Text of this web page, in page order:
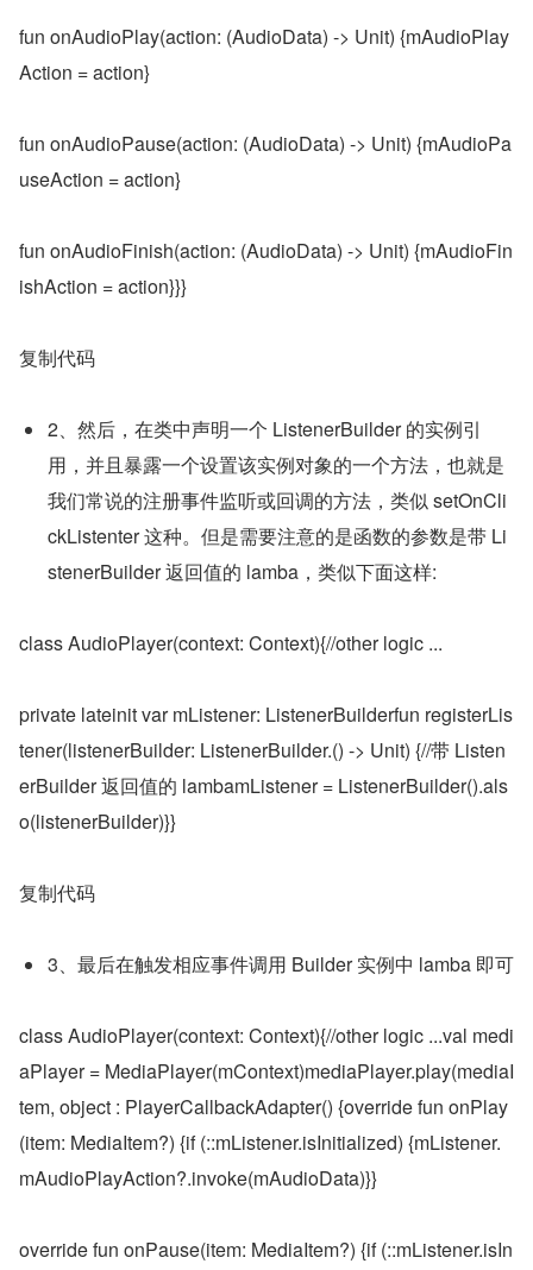
fun onAudioPlay(action: (AudioData) -> Unit) {mAudioPlay
Action = action}
fun onAudioPause(action: (AudioData) -> Unit) {mAudioPa
useAction = action}
fun onAudioFinish(action: (AudioData) -> Unit) {mAudioFin
ishAction = action}}}
复制代码
2、然后，在类中声明一个 ListenerBuilder 的实例引
用，并且暴露一个设置该实例对象的一个方法，也就是
我们常说的注册事件监听或回调的方法，类似 setOnCli
ckListenter 这种。但是需要注意的是函数的参数是带 Li
stenerBuilder 返回值的 lamba，类似下面这样:
class AudioPlayer(context: Context){//other logic ...
private lateinit var mListener: ListenerBuilderfun registerLis
tener(listenerBuilder: ListenerBuilder.() -> Unit) {//带 Listen
erBuilder 返回值的 lambamListener = ListenerBuilder().als
o(listenerBuilder)}}
复制代码
3、最后在触发相应事件调用 Builder 实例中 lamba 即可
class AudioPlayer(context: Context){//other logic ...val medi
aPlayer = MediaPlayer(mContext)mediaPlayer.play(mediaI
tem, object : PlayerCallbackAdapter() {override fun onPlay
(item: MediaItem?) {if (::mListener.isInitialized) {mListener.
mAudioPlayAction?.invoke(mAudioData)}}
override fun onPause(item: MediaItem?) {if (::mListener.isIn